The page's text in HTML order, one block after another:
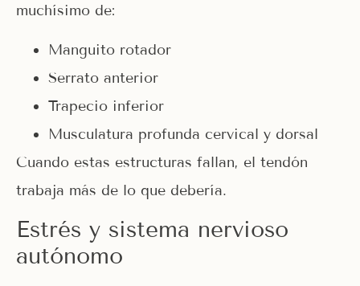
muchísimo de:
Manguito rotador
Serrato anterior
Trapecio inferior
Musculatura profunda cervical y dorsal
Cuando estas estructuras fallan, el tendón
trabaja más de lo que debería.
Estrés y sistema nervioso
autónomo